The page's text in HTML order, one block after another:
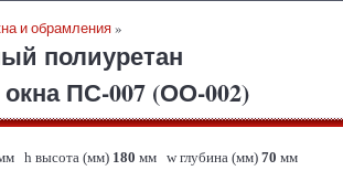
и обрамления»
полиуретан
ПС-007 (ОО-002)
h высота (мм) 180 мм w глубина (мм) 70 мм